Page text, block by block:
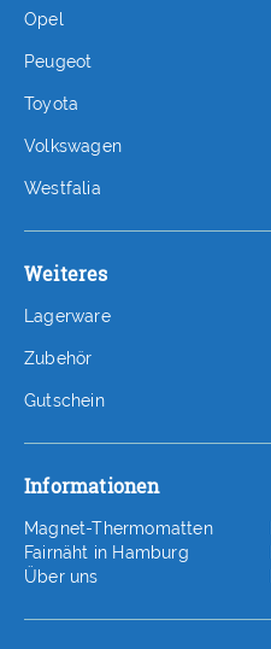
Opel
Peugeot
Toyota
Volkswagen
Westfalia
Weiteres
Lagerware
Zubehör
Gutschein
Informationen
Magnet-Thermomatten
Fairnäht in Hamburg
Über uns